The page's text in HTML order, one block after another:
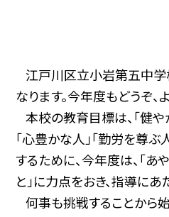
江戸川区立小岩第五中学
なります。今年度もどうぞ、
本校の教育目標は、「健や
「心豊かな人」「勤労を尊ぶ
するために、今年度は、「あ
と」に力点をおき、指導にあ
何事も挑戦することから